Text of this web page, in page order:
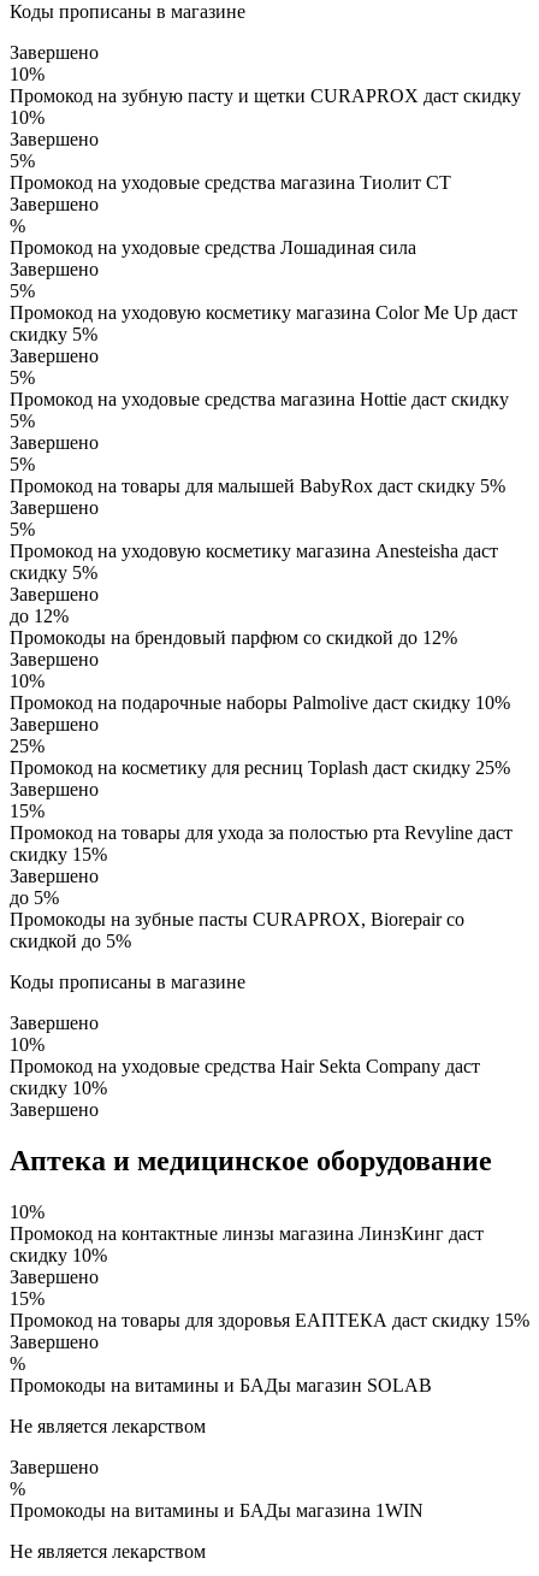
Коды прописаны в магазине
Завершено
10%
Промокод на зубную пасту и щетки CURAPROX даст скидку
10%
Завершено
5%
Промокод на уходовые средства магазина Тиолит СТ
Завершено
%
Промокод на уходовые средства Лошадиная сила
Завершено
5%
Промокод на уходовую косметику магазина Color Me Up даст
скидку 5%
Завершено
5%
Промокод на уходовые средства магазина Hottie даст скидку
5%
Завершено
5%
Промокод на товары для малышей BabyRox даст скидку 5%
Завершено
5%
Промокод на уходовую косметику магазина Anesteisha даст
скидку 5%
Завершено
до 12%
Промокоды на брендовый парфюм со скидкой до 12%
Завершено
10%
Промокод на подарочные наборы Palmolive даст скидку 10%
Завершено
25%
Промокод на косметику для ресниц Toplash даст скидку 25%
Завершено
15%
Промокод на товары для ухода за полостью рта Revyline даст
скидку 15%
Завершено
до 5%
Промокоды на зубные пасты CURAPROX, Biorepair со
скидкой до 5%
Коды прописаны в магазине
Завершено
10%
Промокод на уходовые средства Hair Sekta Company даст
скидку 10%
Завершено
Аптека и медицинское оборудование
10%
Промокод на контактные линзы магазина ЛинзКинг даст
скидку 10%
Завершено
15%
Промокод на товары для здоровья ЕАПТЕКА даст скидку 15%
Завершено
%
Промокоды на витамины и БАДы магазин SOLAB
Не является лекарством
Завершено
%
Промокоды на витамины и БАДы магазина 1WIN
Не является лекарством